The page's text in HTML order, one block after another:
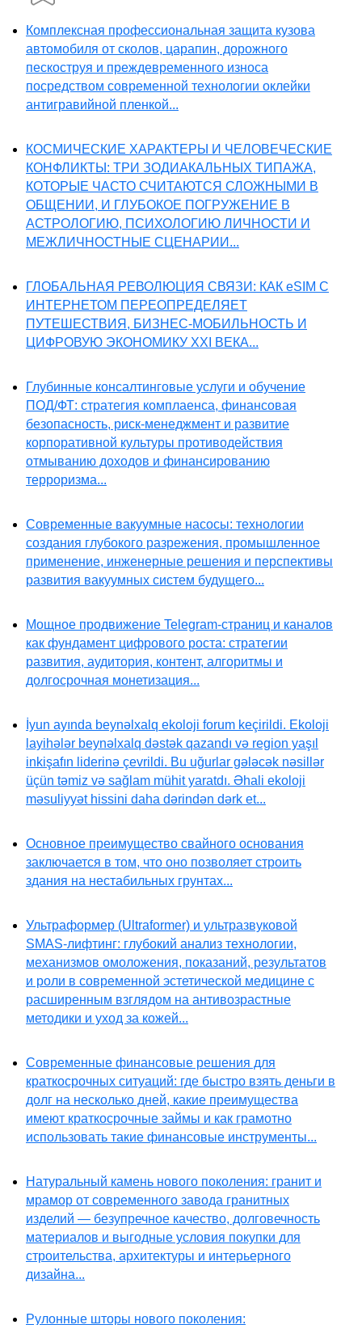
Комплексная профессиональная защита кузова
автомобиля от сколов, царапин, дорожного
пескоструя и преждевременного износа
посредством современной технологии оклейки
антигравийной пленкой...
КОСМИЧЕСКИЕ ХАРАКТЕРЫ И ЧЕЛОВЕЧЕСКИЕ
КОНФЛИКТЫ: ТРИ ЗОДИАКАЛЬНЫХ ТИПАЖА,
КОТОРЫЕ ЧАСТО СЧИТАЮТСЯ СЛОЖНЫМИ В
ОБЩЕНИИ, И ГЛУБОКОЕ ПОГРУЖЕНИЕ В
АСТРОЛОГИЮ, ПСИХОЛОГИЮ ЛИЧНОСТИ И
МЕЖЛИЧНОСТНЫЕ СЦЕНАРИИ...
ГЛОБАЛЬНАЯ РЕВОЛЮЦИЯ СВЯЗИ: КАК eSIM С
ИНТЕРНЕТОМ ПЕРЕОПРЕДЕЛЯЕТ
ПУТЕШЕСТВИЯ, БИЗНЕС-МОБИЛЬНОСТЬ И
ЦИФРОВУЮ ЭКОНОМИКУ XXI ВЕКА...
Глубинные консалтинговые услуги и обучение
ПОД/ФТ: стратегия комплаенса, финансовая
безопасность, риск-менеджмент и развитие
корпоративной культуры противодействия
отмыванию доходов и финансированию
терроризма...
Современные вакуумные насосы: технологии
создания глубокого разрежения, промышленное
применение, инженерные решения и перспективы
развития вакуумных систем будущего...
Мощное продвижение Telegram-страниц и каналов
как фундамент цифрового роста: стратегии
развития, аудитория, контент, алгоритмы и
долгосрочная монетизация...
İyun ayında beynəlxalq ekoloji forum keçirildi. Ekoloji
layihələr beynəlxalq dəstək qazandı və region yaşıl
inkişafın liderinə çevrildi. Bu uğurlar gələcək nəsillər
üçün təmiz və sağlam mühit yaratdı. Əhali ekoloji
məsuliyyət hissini daha dərindən dərk et...
Основное преимущество свайного основания
заключается в том, что оно позволяет строить
здания на нестабильных грунтах...
Ультраформер (Ultraformer) и ультразвуковой
SMAS-лифтинг: глубокий анализ технологии,
механизмов омоложения, показаний, результатов
и роли в современной эстетической медицине с
расширенным взглядом на антивозрастные
методики и уход за кожей...
Современные финансовые решения для
краткосрочных ситуаций: где быстро взять деньги в
долг на несколько дней, какие преимущества
имеют краткосрочные займы и как грамотно
использовать такие финансовые инструменты...
Натуральный камень нового поколения: гранит и
мрамор от современного завода гранитных
изделий — безупречное качество, долговечность
материалов и выгодные условия покупки для
строительства, архитектуры и интерьерного
дизайна...
Рулонные шторы нового поколения: